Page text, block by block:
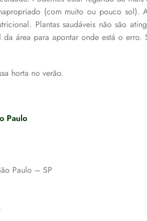
(com muito ou pouco sol).
Plantas saudáveis não são
área para apontar onde está o
horta no verão.
Paulo
Paulo – SP